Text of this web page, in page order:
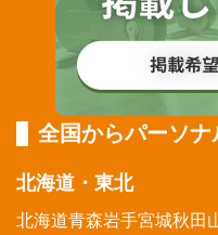
全国からパーソ
北海道・東北
北海道青森岩手宮城秋田